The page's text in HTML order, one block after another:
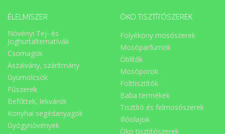
ÉLELMISZER
Növényi Tej- és
Joghurtalternatívák
Csomagok
Aszalvány, szárítmány
Gyümölcsök
Fűszerek
Befőttek, lekvárok
Konyhai segédanyagok
Gyógynövények
ÖKO TISZTÍTÓSZEREK
Folyékony mosószerek
Mosóparfümök
Öblítők
Mosóporok
Folttisztítók
Baba termékek
Tisztító és felmosószerek
Illóolajok
Öko tisztítószerek